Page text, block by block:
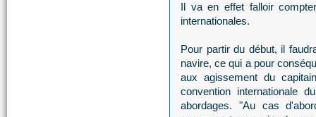
Il va en effet falloir
internationales.
Pour partir du début, il
navire, ce qui a pour
aux agissement du
convention internationale
abordages. "Au cas